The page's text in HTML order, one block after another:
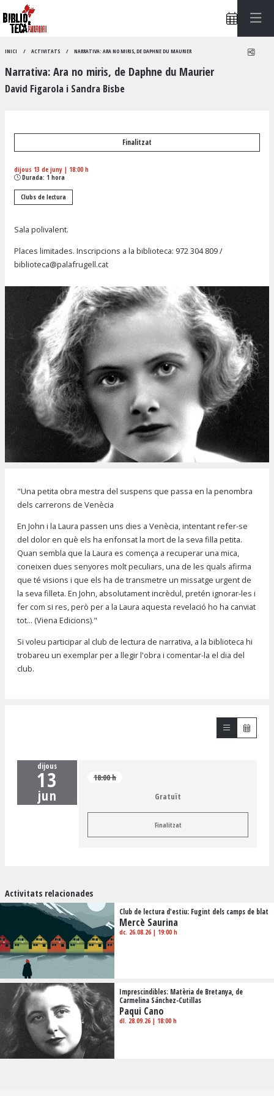
INICI ACTIVITATS NARRATIVA: ARA NO MIRIS, DE DAPHNE DU MAURIER
Narrativa: Ara no miris, de Daphne du Maurier
David Figarola i Sandra Bisbe
Finalitzat
dijous 13 de juny | 18:00 h
Durada: 1 hora
Clubs de lectura
Sala polivalent.
Places limitades. Inscripcions a la biblioteca: 972 304 809/
biblioteca@palafrugell.cat
"Una petita obra mestra del suspens que passa en la penombra
dels carrerons de Venècia
En John i la Laura passen uns dies a Venècia, intentant refer-se
del dolor en què els ha enfonsat la mort de la seva filla petita.
Quan sembla que la Laura es comença a recuperar una mica,
coneixen dues senyores molt peculiars, una de les quals afirma
que té visions i que els ha de transmetre un missatge urgent de
la seva filleta. En John, absolutament incrèdul, pretén ignorar-les i
fer com si res, però per a la Laura aquesta revelació ho ha canviat
tot... (Viena Edicions)."
Si voleu participar al club de lectura de narrativa, a la biblioteca hi
trobareu un exemplar per a llegir l'obra i comentar-la el dia del
club.
dijous
13
jun
18:00 h
Gratuït
Finalitzat
Activitats relacionades
Club de lectura d'estiu: Fugint dels camps de blat
Mercè Saurina
dc. 26.08.26| 19:00 h
Imprescindibles: Matèria de Bretanya, de
Carmelina Sánchez-Cutillas
Paqui Cano
dl. 28.09.26| 18:00 h